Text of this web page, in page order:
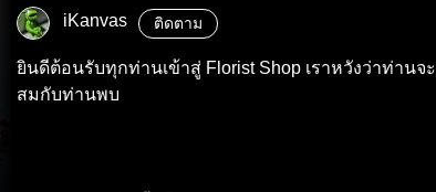
iKanvas ติดตาม
ยินดีต้อนรับทุกท่านเข้าสู่ Florist Shop เราหวังว่าท่านจ
สมกับท่านพบ